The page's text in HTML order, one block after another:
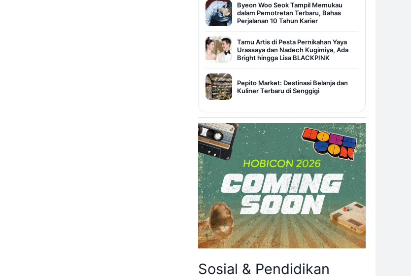
Byeon Woo Seok Tampil Memukau
dalam Pemotretan Terbaru, Bahas
Perjalanan 10 Tahun Karier
Tamu Artis di Pesta Pernikahan Yaya
Urassaya dan Nadech Kugimiya, Ada
Bright hingga Lisa BLACKPINK
Pepito Market: Destinasi Belanja dan
Kuliner Terbaru di Senggigi
Sosial & Pendidikan